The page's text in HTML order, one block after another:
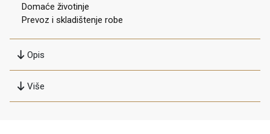
Domaće životinje
Prevoz i skladištenje robe
Opis
Više